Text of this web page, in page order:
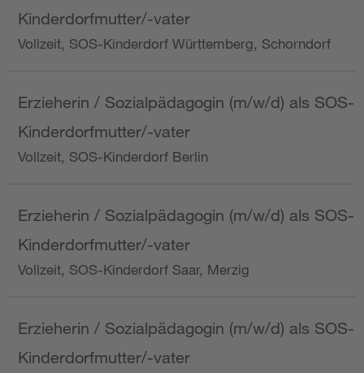
Kinderdorfmutter/-vater
Vollzeit, SOS-Kinderdorf Württemberg, Schorndorf
Erzieherin / Sozialpädagogin (m/w/d) als SOS-
Kinderdorfmutter/-vater
Vollzeit, SOS-Kinderdorf Berlin
Erzieherin / Sozialpädagogin (m/w/d) als SOS-
Kinderdorfmutter/-vater
Vollzeit, SOS-Kinderdorf Saar, Merzig
Erzieherin / Sozialpädagogin (m/w/d) als SOS-
Kinderdorfmutter/-vater